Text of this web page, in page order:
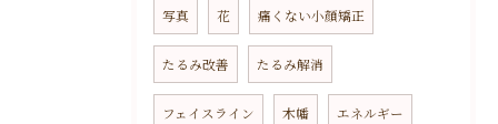
写真 花 痛くない小顔矯正
たるみ改善 たるみ解消
フェイスライン 木幡 エネルギー